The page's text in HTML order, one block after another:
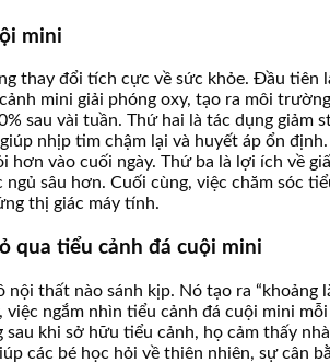
mini
thay đổi tích cực về sức khỏe. Đầu
mini giải phóng oxy, tạo ra môi
sau vài tuần. Thứ hai là tác dụng giảm
nhịp tim chậm lại và huyết áp ổn
vào cuối ngày. Thứ ba là lợi ích về
sâu hơn. Cuối cùng, việc chăm sóc
thị giác máy tính.
qua tiểu cảnh đá cuội mini
thất nào sánh kịp. Nó tạo ra
ngắm nhìn tiểu cảnh đá cuội mini
khi sở hữu tiểu cảnh, họ cảm thấy
bé học hỏi về thiên nhiên, sự cân